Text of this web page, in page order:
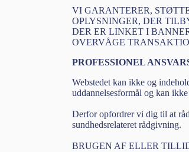
VI GARANTERER,
OPLYSNINGER, DER
DER ER LINKET I
OVERVÅGE
PROFESSIONEL
Webstedet kan ikke og
uddannelsesformål og kan
Derfor opfordrer vi dig til at
sundhedsrelateret rådgivning.
BRUGEN AF ELLER